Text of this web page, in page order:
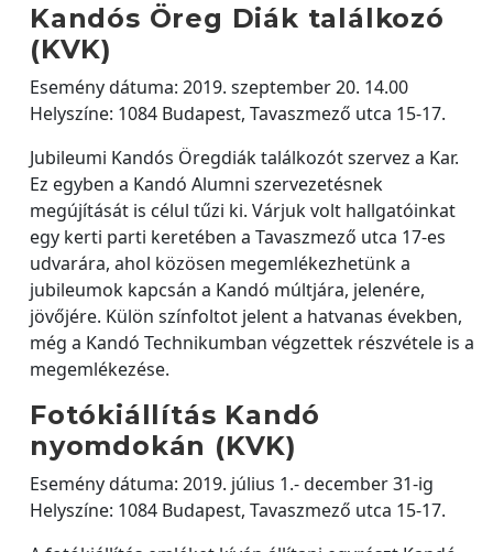
Kandós Öreg Diák találkozó
(KVK)
Esemény dátuma: 2019. szeptember 20. 14.00
Helyszíne: 1084 Budapest, Tavaszmező utca 15-17.
Jubileumi Kandós Öregdiák találkozót szervez a Kar.
Ez egyben a Kandó Alumni szervezetésnek
megújítását is célul tűzi ki. Várjuk volt hallgatóinkat
egy kerti parti keretében a Tavaszmező utca 17-es
udvarára, ahol közösen megemlékezhetünk a
jubileumok kapcsán a Kandó múltjára, jelenére,
jövőjére. Külön színfoltot jelent a hatvanas években,
még a Kandó Technikumban végzettek részvétele is a
megemlékezése.
Fotókiállítás Kandó
nyomdokán (KVK)
Esemény dátuma: 2019. július 1.- december 31-ig
Helyszíne: 1084 Budapest, Tavaszmező utca 15-17.